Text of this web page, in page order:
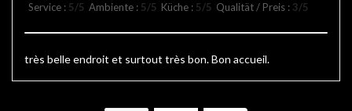
Service : 5/5 Ambiente : 5/5 Küche : 5/5 Qualität / Preis : 3/5
très belle endroit et surtout très bon. Bon accueil.